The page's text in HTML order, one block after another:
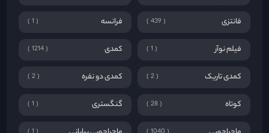
ماجراجویی جنگلی ماجراجویی حماسی 2
ماجراجویی حیوانات 1 ماجراجویی دریایی 1
ماجراجویی نوجوانان 1 مستند 50
معمایی 17 معمایی هیجان انگیز 2
موزیک 1 موزیکال 35